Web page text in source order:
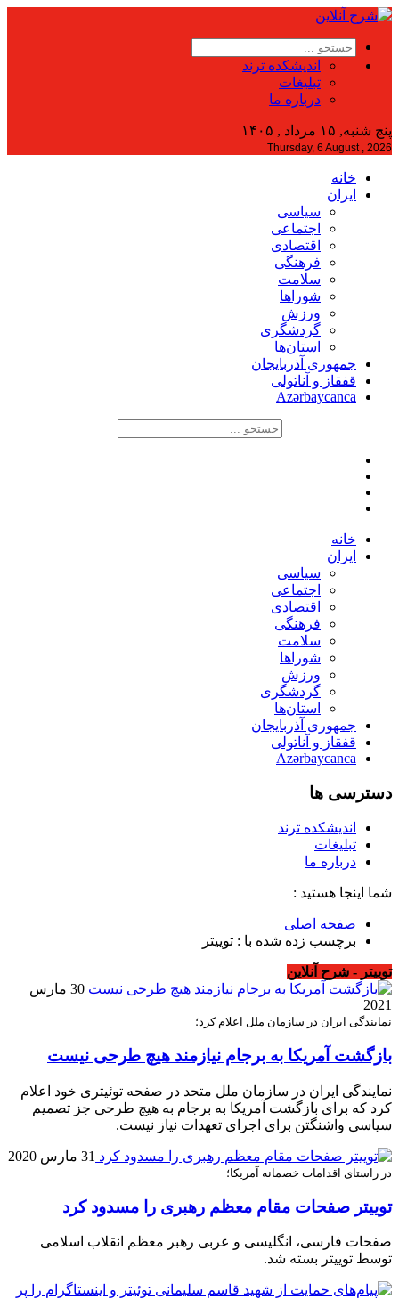
اندیشکده ترند
تبلیغات
درباره ما
پنج شنبه, ۱۵ مرداد , ۱۴۰۵
Thursday, 6 August , 2026
خانه
ایران
سیاسی
اجتماعی
اقتصادی
فرهنگی
سلامت
شوراها
ورزش
گردشگری
استان‌ها
جمهوری آذربایجان
قفقاز و آناتولی
Azərbaycanca
خانه
ایران
سیاسی
اجتماعی
اقتصادی
فرهنگی
سلامت
شوراها
ورزش
گردشگری
استان‌ها
جمهوری آذربایجان
قفقاز و آناتولی
Azərbaycanca
دسترسی ها
اندیشکده ترند
تبلیغات
درباره ما
شما اینجا هستید :
صفحه اصلی
برچسب زده شده با : توییتر
توییتر - شرح آنلاین
30 مارس
2021
نمایندگی ایران در سازمان ملل اعلام کرد؛
بازگشت آمریکا به برجام نیازمند هیچ طرحی نیست
نمایندگی ایران در سازمان ملل متحد در صفحه توئیتری خود اعلام
کرد که برای بازگشت آمریکا به برجام به هیچ طرحی جز تصمیم
سیاسی واشنگتن برای اجرای تعهدات نیاز نیست.
31 مارس 2020
در راستای اقدامات خصمانه آمریکا؛
توییتر صفحات مقام معظم رهبری را مسدود کرد
صفحات فارسی، انگلیسی و عربی رهبر معظم انقلاب اسلامی
توسط توییتر بسته شد.